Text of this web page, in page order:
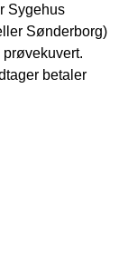
Sygehus
Sønderborg)
betaler